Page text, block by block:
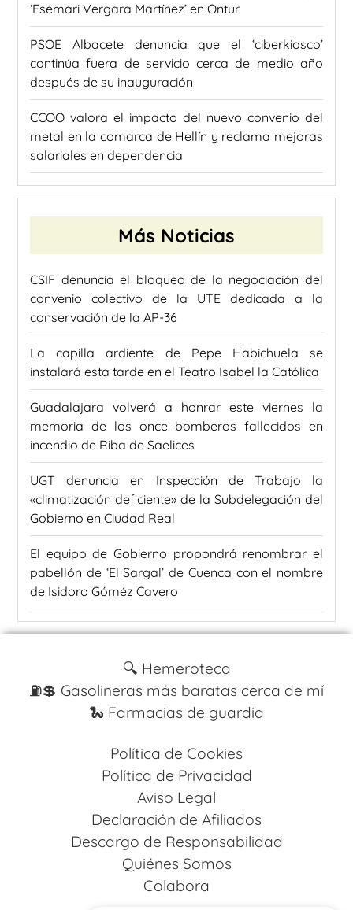
‘Esemari Vergara Martínez’ en Ontur
PSOE Albacete denuncia que el ‘ciberkiosco’
continúa fuera de servicio cerca de medio año
después de su inauguración
CCOO valora el impacto del nuevo convenio del
metal en la comarca de Hellín y reclama mejoras
salariales en dependencia
Más Noticias
CSIF denuncia el bloqueo de la negociación del
convenio colectivo de la UTE dedicada a la
conservación de la AP-36
La capilla ardiente de Pepe Habichuela se
instalará esta tarde en el Teatro Isabel la Católica
Guadalajara volverá a honrar este viernes la
memoria de los once bomberos fallecidos en
incendio de Riba de Saelices
UGT denuncia en Inspección de Trabajo la
«climatización deficiente» de la Subdelegación del
Gobierno en Ciudad Real
El equipo de Gobierno propondrá renombrar el
pabellón de ‘El Sargal’ de Cuenca con el nombre
de Isidoro Góméz Cavero
🔍 Hemeroteca
⛽️💲 Gasolineras más baratas cerca de mí
🐍 Farmacias de guardia
Política de Cookies
Política de Privacidad
Aviso Legal
Declaración de Afiliados
Descargo de Responsabilidad
Quiénes Somos
Colabora